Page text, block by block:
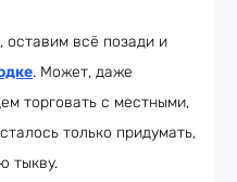
оставим всё позади и
. Может, даже
торговать с местными,
только придумать,
тыкву.